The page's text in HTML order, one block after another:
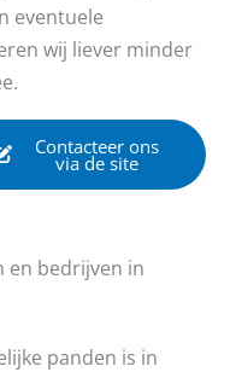
eventuele
wij liever minder
Contacteer ons
via de site
en bedrijven in
panden is in